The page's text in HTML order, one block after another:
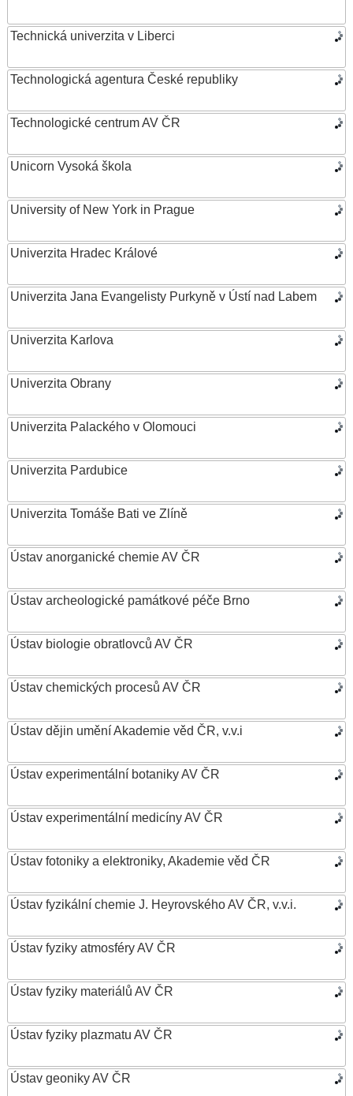
Technická univerzita v Liberci
Technologická agentura České republiky
Technologické centrum AV ČR
Unicorn Vysoká škola
University of New York in Prague
Univerzita Hradec Králové
Univerzita Jana Evangelisty Purkyně v Ústí nad Labem
Univerzita Karlova
Univerzita Obrany
Univerzita Palackého v Olomouci
Univerzita Pardubice
Univerzita Tomáše Bati ve Zlíně
Ústav anorganické chemie AV ČR
Ústav archeologické památkové péče Brno
Ústav biologie obratlovců AV ČR
Ústav chemických procesů AV ČR
Ústav dějin umění Akademie věd ČR, v.v.i
Ústav experimentální botaniky AV ČR
Ústav experimentální medicíny AV ČR
Ústav fotoniky a elektroniky, Akademie věd ČR
Ústav fyzikální chemie J. Heyrovského AV ČR, v.v.i.
Ústav fyziky atmosféry AV ČR
Ústav fyziky materiálů AV ČR
Ústav fyziky plazmatu AV ČR
Ústav geoniky AV ČR